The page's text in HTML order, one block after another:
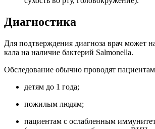
Диагностика
Для подтверждения диагноза врач может
кала на наличие бактерий Salmonella.
Обследование обычно проводят
детям до 1 года;
пожилым людям;
пациентам с ослабленным